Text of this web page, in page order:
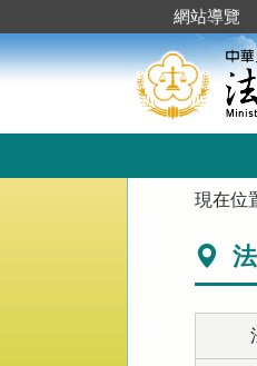
到
主
要
網站導覽
現在位